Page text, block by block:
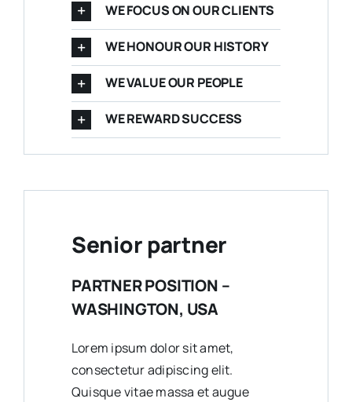
WE FOCUS ON OUR CLIENTS
WE HONOUR OUR HISTORY
WE VALUE OUR PEOPLE
WE REWARD SUCCESS
Senior partner
PARTNER POSITION –
WASHINGTON, USA
Lorem ipsum dolor sit amet,
consectetur adipiscing elit.
Quisque vitae massa et augue